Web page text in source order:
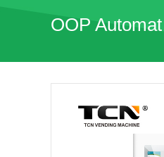
OOP Automat